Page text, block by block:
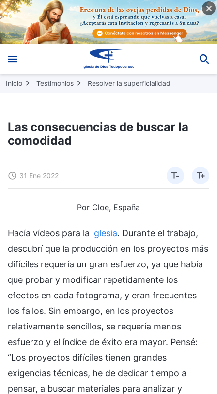
Inicio Testimonios Resolver la superficialidad
Las consecuencias de buscar la
comodidad
31 Ene 2022
Por Cloe, España
Hacía vídeos para la iglesia. Durante el trabajo,
descubrí que la producción en los proyectos más
difíciles requería un gran esfuerzo, ya que había
que probar y modificar repetidamente los
efectos en cada fotograma, y eran frecuentes
los fallos. Sin embargo, en los proyectos
relativamente sencillos, se requería menos
esfuerzo y el índice de éxito era mayor. Pensé:
“Los proyectos difíciles tienen grandes
exigencias técnicas, he de dedicar tiempo a
pensar, a buscar materiales para analizar y